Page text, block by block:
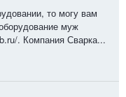
то могу вам
муж
. Компания Сварка...